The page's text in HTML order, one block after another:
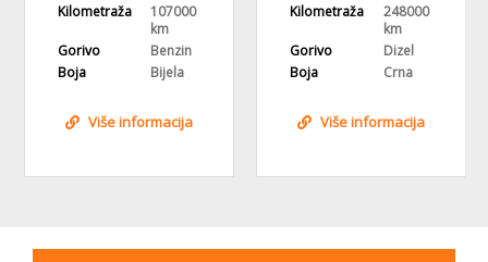
Kilometraža
107000
km
Gorivo
Benzin
Boja
Bijela
Više informacija
Kilometraža
248000
km
Gorivo
Dizel
Boja
Crna
Više informacija